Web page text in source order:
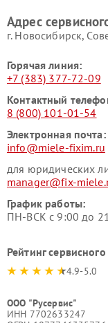
Miele
Адрес
г. Новосибирск,
Горячая линия:
+7 (383) 377-72-09
Контактный
8 (800) 101-01-54
Электронная почта:
info@miele-fixim.ru
для юридических
manager@fix-
График работы:
ПН-ВСК с 9:00 до
Рейтинг
4.9-5.0
ООО "Русервис"
ИНН 7702633247